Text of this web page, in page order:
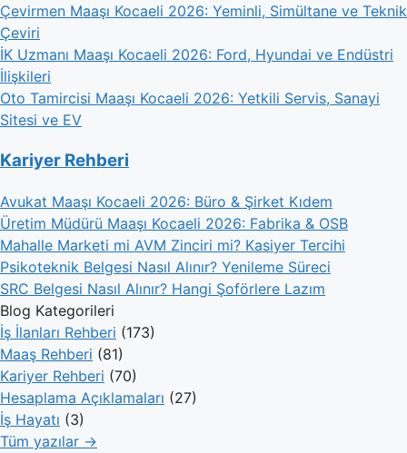
Çevirmen Maaşı Kocaeli 2026: Yeminli, Simültane ve Teknik
Çeviri
İK Uzmanı Maaşı Kocaeli 2026: Ford, Hyundai ve Endüstri
İlişkileri
Oto Tamircisi Maaşı Kocaeli 2026: Yetkili Servis, Sanayi
Sitesi ve EV
Kariyer Rehberi
Avukat Maaşı Kocaeli 2026: Büro & Şirket Kıdem
Üretim Müdürü Maaşı Kocaeli 2026: Fabrika & OSB
Mahalle Marketi mi AVM Zinciri mi? Kasiyer Tercihi
Psikoteknik Belgesi Nasıl Alınır? Yenileme Süreci
SRC Belgesi Nasıl Alınır? Hangi Şoförlere Lazım
Blog Kategorileri
İş İlanları Rehberi (173)
Maaş Rehberi (81)
Kariyer Rehberi (70)
Hesaplama Açıklamaları (27)
İş Hayatı (3)
Tüm yazılar →